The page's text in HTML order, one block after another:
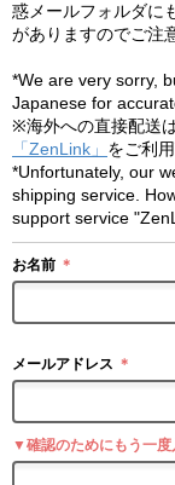
惑メールフォルダに
がありますのでご注
*We are very sorry,
Japanese for
※海外への直接配送
「ZenLink」 をご利
*Unfortunately, our
shipping service.
support service
お名前 ＊
メールアドレス ＊
▼確認のためにもう一度